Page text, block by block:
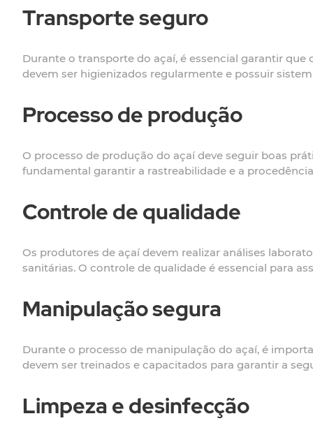
Transporte seguro
Durante o transporte do açaí, é essencial garantir
devem ser higienizados regularmente e possuir
Processo de produção
O processo de produção do açaí deve seguir boas
fundamental garantir a rastreabilidade e a
Controle de qualidade
Os produtores de açaí devem realizar análises
sanitárias. O controle de qualidade é essencial para
Manipulação segura
Durante o processo de manipulação do açaí, é
devem ser treinados e capacitados para garantir a
Limpeza e desinfecção